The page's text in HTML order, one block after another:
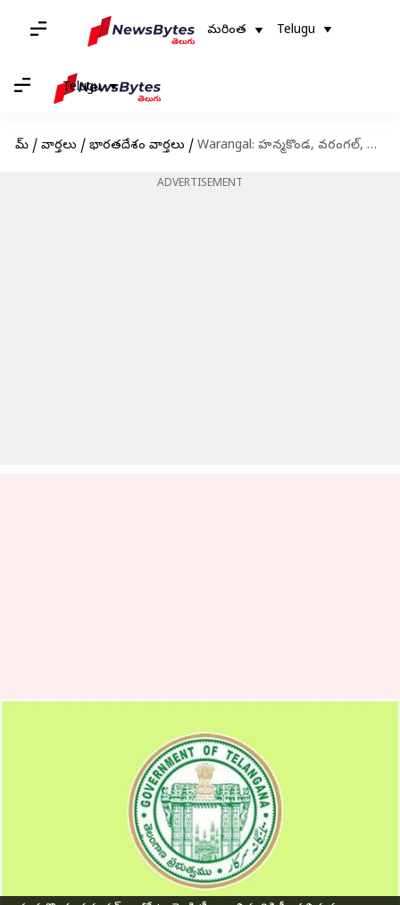
మరింత Telugu
Telugu
హోమ్ / వార్తలు / భారతదేశం వార్తలు / Warangal: హన్మకొండ, వరంగల్, కాజీపేట ట్రై సిటీ ల అభివృద్ధికి కీలక నిర్ణయాలు.. రూ. 4962.47 కోట్లు కేటాయింపు..
ADVERTISEMENT
Warangal: హన్మకొండ, వరంగల్,
కాజీపేట ట్రై సిటీ ల అభివృద్ధికి కీలక
నిర్ణయాలు.. రూ. 4962.47 కోట్లు
కేటాయింపు..
Nov 19, 2024 09:34 am